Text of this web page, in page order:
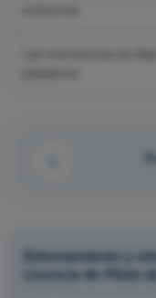
Entrenamiento y
Licencia de Piloto